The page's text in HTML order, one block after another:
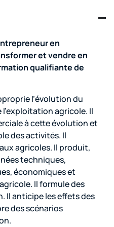
en
et vendre en
qualifiante de
l’évolution du
agricole. Il
à cette évolution et
des activités. Il
agricoles. Il produit,
techniques,
économiques et
Il formule des
Il anticipe les effets des
des scénarios